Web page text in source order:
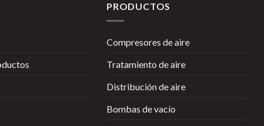
PRODUCTOS
Compresores de aire
Tratamiento de aire
Distribución de aire
Bombas de vacío